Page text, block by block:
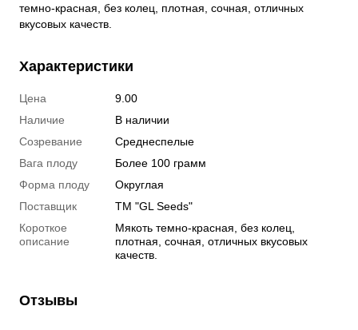
темно-красная, без колец, плотная, сочная, отличных
вкусовых качеств.
Характеристики
Цена
9.00
Наличие
В наличии
Созревание
Среднеспелые
Вага плоду
Более 100 грамм
Форма плоду
Округлая
Поставщик
ТМ "GL Seeds"
Короткое
описание
Мякоть темно-красная, без колец,
плотная, сочная, отличных вкусовых
качеств.
Отзывы